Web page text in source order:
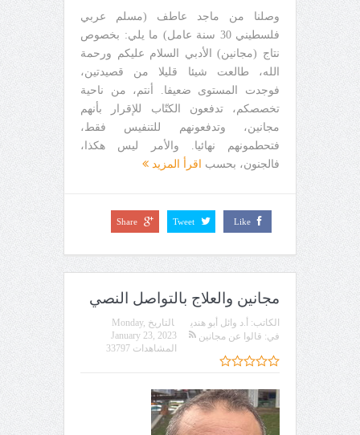
وصلنا من ماجد عاطف (مسلم عربي
فلسطيني 30 سنة عامل) ما يلي: بخصوص
نتاج (مجانين) الأدبي السلام عليكم ورحمة
الله، طالعت شيئا قليلا من قصيدتين،
فوجدت المستوى ضعيفا. أنتم، من ناحية
تخصصكم، تدفعون الكتّاب للإقرار بأنهم
مجانين، وتدفعونهم للتنفيس فقط،
فتحطمونهم نهائيا. والأمر ليس هكذا،
فالجنون، بحسب
اقرأ المزيد
Like
Tweet
Share
مجانين والعلاج بالتواصل النصي
الكاتب: أ.د وائل أبو هندي التاريخ Monday,
January 23, 2023
في: قالوا عن مجانين
المشاهدات 33797